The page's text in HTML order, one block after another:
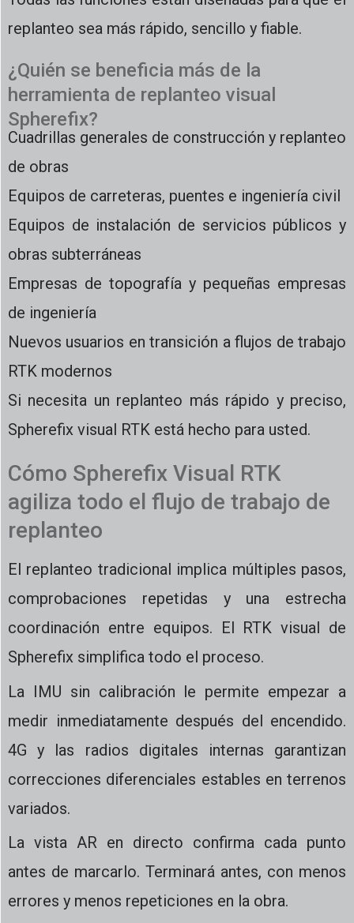
replanteo sea más rápido, sencillo y fiable.
¿Quién se beneficia más de la
herramienta de replanteo visual
Spherefix?
Cuadrillas generales de construcción y replanteo
de obras
Equipos de carreteras, puentes e ingeniería civil
Equipos de instalación de servicios públicos y
obras subterráneas
Empresas de topografía y pequeñas empresas
de ingeniería
Nuevos usuarios en transición a flujos de trabajo
RTK modernos
Si necesita un replanteo más rápido y preciso,
Spherefix visual RTK está hecho para usted.
Cómo Spherefix Visual RTK
agiliza todo el flujo de trabajo de
replanteo
El replanteo tradicional implica múltiples pasos,
comprobaciones repetidas y una estrecha
coordinación entre equipos. El RTK visual de
Spherefix simplifica todo el proceso.
La IMU sin calibración le permite empezar a
medir inmediatamente después del encendido.
4G y las radios digitales internas garantizan
correcciones diferenciales estables en terrenos
variados.
La vista AR en directo confirma cada punto
antes de marcarlo. Terminará antes, con menos
errores y menos repeticiones en la obra.